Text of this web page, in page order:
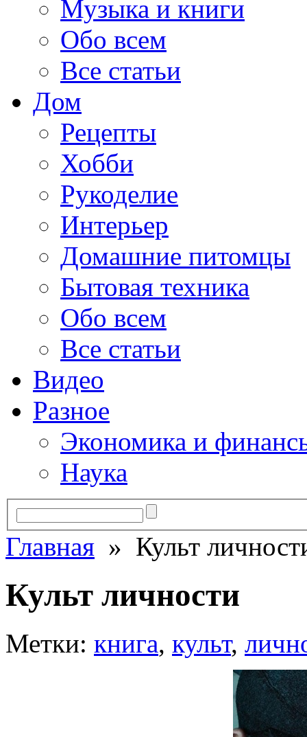
Музыка и книги
Обо всем
Все статьи
Дом
Рецепты
Хобби
Рукоделие
Интерьер
Домашние питомцы
Бытовая техника
Обо всем
Все статьи
Видео
Разное
Экономика и
Наука
Главная » Культ
Культ личности
Метки: книга, культ,